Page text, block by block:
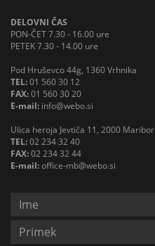
DELOVNI ČAS
PON-ČET 7.30 - 16.00 ure
PETEK 7.30 - 14.00 ure
Pod Hruševco 44g, 1360 Vrhnika
TEL:01 560 30 12
FAX:01 560 30 20
E-mail: info@webo.si
Ulica heroja Jevtiča 11, 2000 Maribor
TEL:02 234 32 40
FAX:02 234 32 44
E-mail:office-mb@webo.si